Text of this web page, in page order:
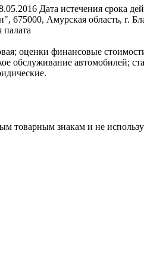
Дата истечения срока
675000, Амурская область, г.
оценки финансовые
обслуживание автомобилей;
товарным знакам и не